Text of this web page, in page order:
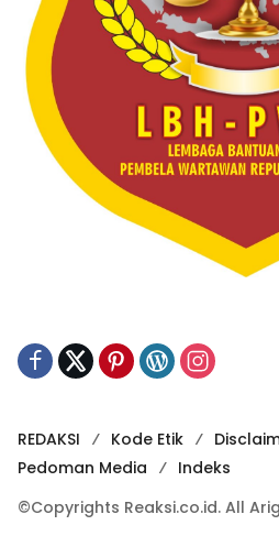
REDAKSI Kode Etik
Pedoman Media
Indeks
©Copyrights Reaksi.co.id. All